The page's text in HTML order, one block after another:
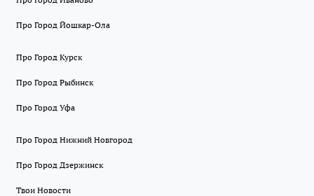
Про Город Йошкар-Ола
Про Город Курск
Про Город Рыбинск
Про Город Уфа
Про Город Нижний Новгород
Про Город Дзержинск
Твои Новости